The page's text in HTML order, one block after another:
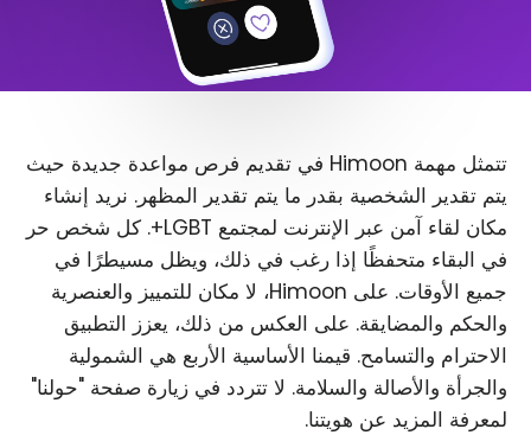
تتمثل مهمة Himoon في تقديم فرص مواعدة جديدة حيث
يتم تقدير الشخصية بقدر ما يتم تقدير المظهر. نريد إنشاء
مكان لقاء آمن عبر الإنترنت لمجتمع LGBT+. كل شخص حر
في البقاء متحفظًا إذا رغب في ذلك، ويظل مسيطرًا في
جميع الأوقات. على Himoon، لا مكان للتمييز والعنصرية
والحكم والمضايقة. على العكس من ذلك، يعزز التطبيق
الاحترام والتسامح. قيمنا الأساسية الأربع هي الشمولية
والجرأة والأصالة والسلامة. لا تتردد في زيارة صفحة "حولنا"
لمعرفة المزيد عن هويتنا.